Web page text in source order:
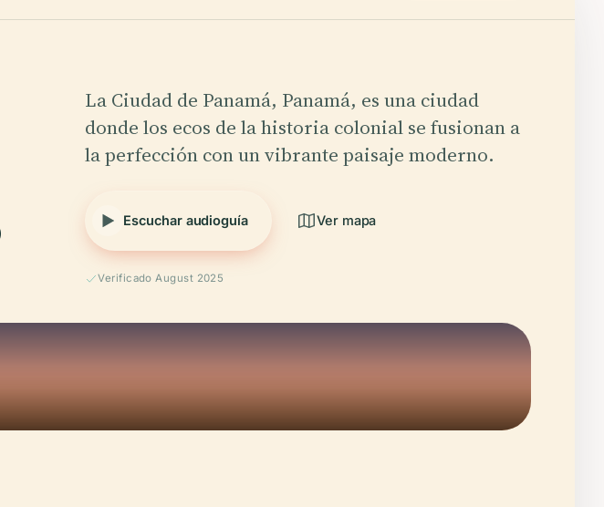
La Ciudad de Panamá, Panamá, es una ciudad
donde los ecos de la historia colonial se fusionan a
la perfección con un vibrante paisaje moderno.
Escuchar audioguía Ver mapa
Verificado August 2025